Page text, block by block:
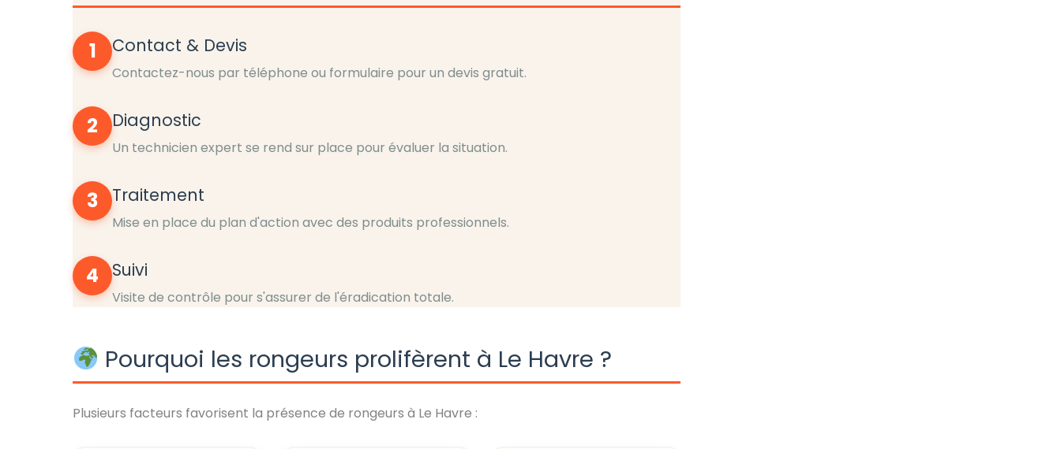
1 Contact & Devis
Contactez-nous par téléphone ou formulaire pour un devis gratuit.
2 Diagnostic
Un technicien expert se rend sur place pour évaluer la situation.
3 Traitement
Mise en place du plan d'action avec des produits professionnels.
4 Suivi
Visite de contrôle pour s'assurer de l'éradication totale.
Pourquoi les rongeurs prolifèrent à Le Havre ?
Plusieurs facteurs favorisent la présence de rongeurs à Le Havre :